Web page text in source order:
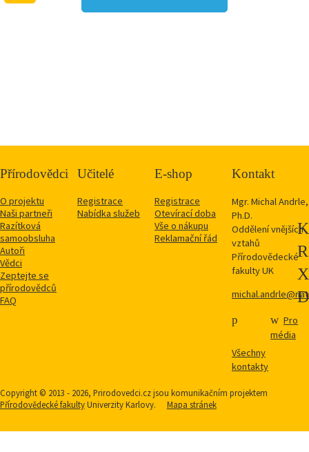
Přírodovědci
O projektu
Naši partneři
Razítková
samoobsluha
Autoři
Vědci
Zeptejte se
přírodovědců
FAQ
Učitelé
Registrace
Nabídka služeb
E-shop
Registrace
Otevírací doba
Vše o nákupu
Reklamační řád
Kontakt
Mgr. Michal Andrle,
Ph.D.
Oddělení vnějších
vztahů
Přírodovědecké
fakulty UK
Všechny
kontakty
Pro
média
Copyright © 2013 - 2026, Prirodovedci.cz jsou komunikačním projektem
Přírodovědecké fakultyUniverzity Karlovy. Mapa stránek